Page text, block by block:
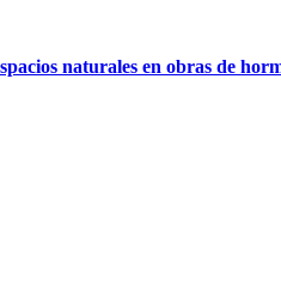
naturales en obras de